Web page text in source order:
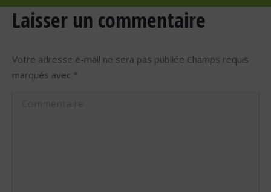
Laisser un commentaire
Votre adresse e-mail ne sera pas publiée Champs requis
marqués avec *